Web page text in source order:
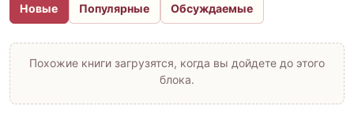
Новые Популярные Обсуждаемые
Похожие книги загрузятся, когда вы дойдете до этого
блока.